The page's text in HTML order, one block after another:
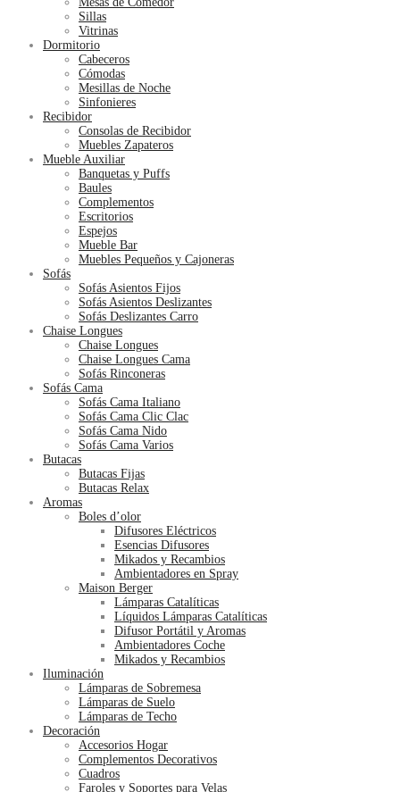
Sillas
Vitrinas
Dormitorio
Cabeceros
Cómodas
Mesillas de Noche
Sinfonieres
Recibidor
Consolas de Recibidor
Muebles Zapateros
Mueble Auxiliar
Banquetas y Puffs
Baules
Complementos
Escritorios
Espejos
Mueble Bar
Muebles Pequeños y Cajoneras
Sofás
Sofás Asientos Fijos
Sofás Asientos Deslizantes
Sofás Deslizantes Carro
Chaise Longues
Chaise Longues
Chaise Longues Cama
Sofás Rinconeras
Sofás Cama
Sofás Cama Italiano
Sofás Cama Clic Clac
Sofás Cama Nido
Sofás Cama Varios
Butacas
Butacas Fijas
Butacas Relax
Aromas
Boles d’olor
Difusores Eléctricos
Esencias Difusores
Mikados y Recambios
Ambientadores en Spray
Maison Berger
Lámparas Catalíticas
Líquidos Lámparas Catalíticas
Difusor Portátil y Aromas
Ambientadores Coche
Mikados y Recambios
Iluminación
Lámparas de Sobremesa
Lámparas de Suelo
Lámparas de Techo
Decoración
Accesorios Hogar
Complementos Decorativos
Cuadros
Faroles y Soportes para Velas